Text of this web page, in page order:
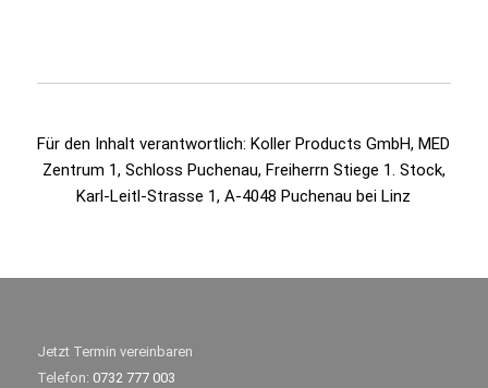
Für den Inhalt verantwortlich: Koller Products GmbH, MED
Zentrum 1, Schloss Puchenau, Freiherrn Stiege 1. Stock,
Karl-Leitl-Strasse 1, A-4048 Puchenau bei Linz
Jetzt Termin vereinbaren
Telefon: 0732 777 003